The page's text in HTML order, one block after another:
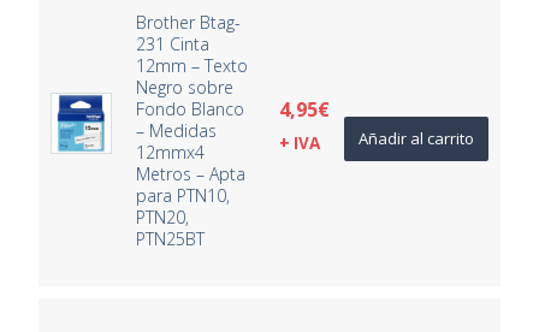
Brother Btag-
231 Cinta
12mm – Texto
Negro sobre
Fondo Blanco
– Medidas
12mmx4
Metros – Apta
para PTN10,
PTN20,
PTN25BT
4,95€
+ IVA Añadir al carrito